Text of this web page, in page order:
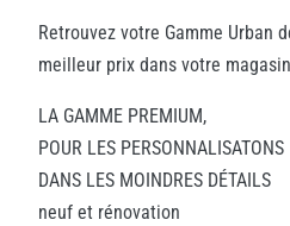
Retrouvez votre Gamme Urban
meilleur prix dans votre
LA GAMME PREMIUM,
POUR LES PERSONNALISATONS
DANS LES MOINDRES DÉTAILS
neuf et rénovation